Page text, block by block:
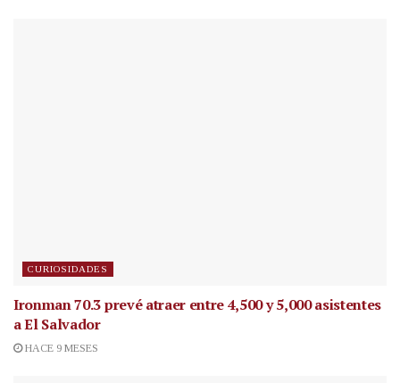
CURIOSIDADES
Ironman 70.3 prevé atraer entre 4,500 y 5,000 asistentes
a El Salvador
HACE 9 MESES